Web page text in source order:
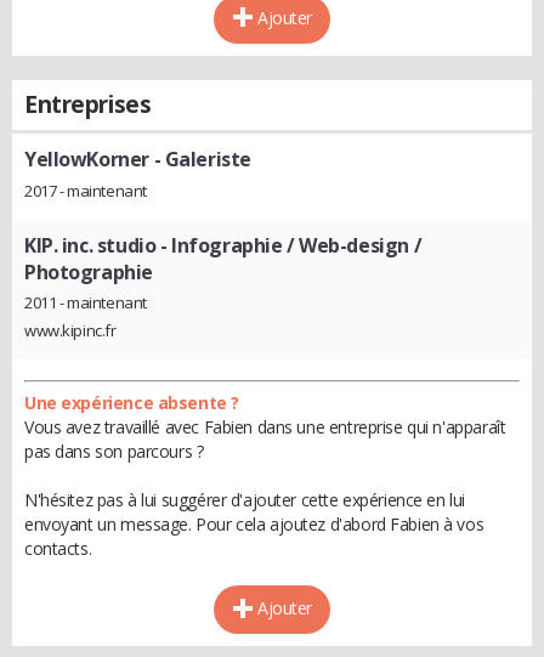
Ajouter
Entreprises
YellowKorner- Galeriste
2017 - maintenant
KIP. inc. studio- Infographie / Web-design /
Photographie
2011 - maintenant
www.kipinc.fr
Une expérience absente ?
Vous avez travaillé avec Fabien dans une entreprise qui n'apparaît
pas dans son parcours ?
N'hésitez pas à lui suggérer d'ajouter cette expérience en lui
envoyant un message. Pour cela ajoutez d'abord Fabien à vos
contacts.
Ajouter